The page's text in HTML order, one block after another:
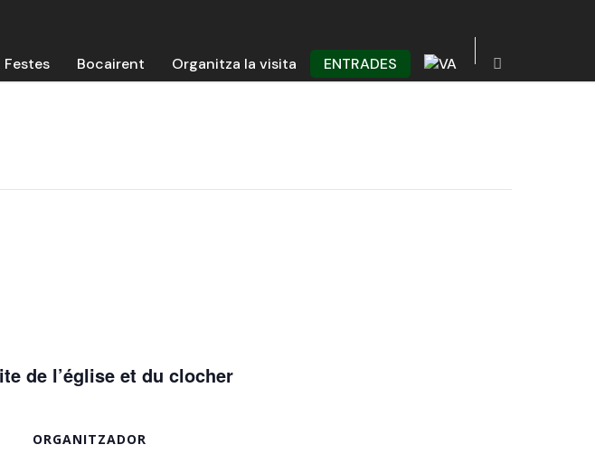
Festes Bocairent Organitza la visita ENTRADES
de l’église et du clocher
ORGANITZADOR